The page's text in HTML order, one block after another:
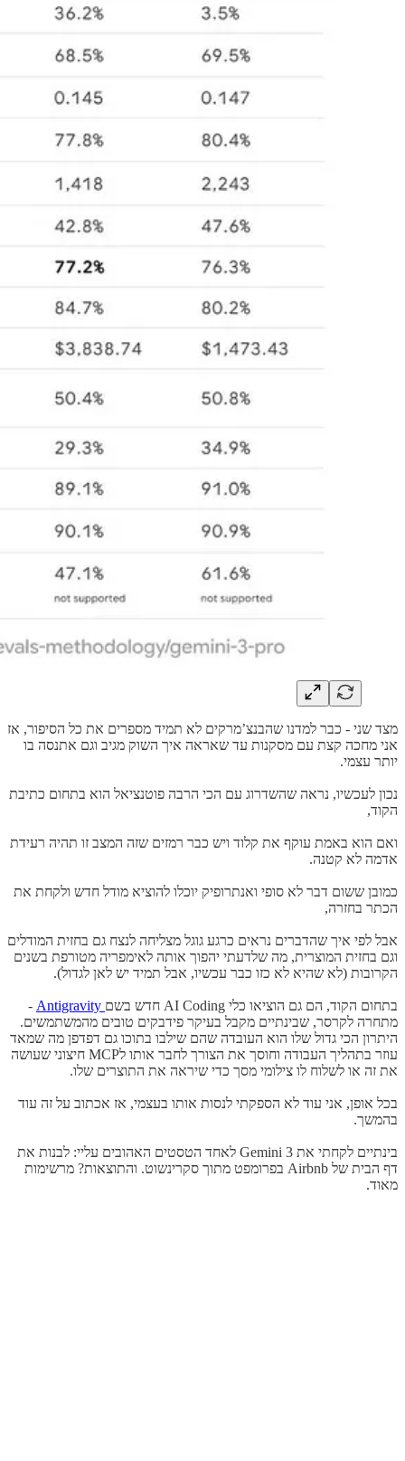
מצד שני - כבר למדנו שהבנצ’מרקים לא תמיד מספרים את כל הסיפור, אז
אני מחכה קצת עם מסקנות עד שאראה איך השוק מגיב וגם אתנסה בו
יותר עצמי.
נכון לעכשיו, נראה שהשדרוג עם הכי הרבה פוטנציאל הוא בתחום כתיבת
הקוד,
ואם הוא באמת עוקף את קלוד ויש כבר רמזים שזה המצב זו תהיה רעידת
אדמה לא קטנה.
כמובן ששום דבר לא סופי ואנתרופיק יוכלו להוציא מודל חדש ולקחת את
הכתר בחזרה,
אבל לפי איך שהדברים נראים כרגע גוגל מצליחה לנצח גם בחזית המודלים
וגם בחזית המוצרית, מה שלדעתי יהפוך אותה לאימפריה מטורפת בשנים
הקרובות (לא שהיא לא כזו כבר עכשיו, אבל תמיד יש לאן לגדול).
בתחום הקוד, הם גם הוציאו כלי AI Coding חדש בשם
-
מתחרה לקרסר, שבינתיים מקבל בעיקר פידבקים טובים מהמשתמשים.
היתרון הכי גדול שלו הוא העובדה שהם שילבו בתוכו גם דפדפן מה שמאד
עוזר בתהליך העבודה וחוסך את הצורך לחבר אותו לMCP חיצוני שעושה
את זה או לשלוח לו צילומי מסך כדי שיראה את התוצרים שלו.
בכל אופן, אני עוד לא הספקתי לנסות אותו בעצמי, אז אכתוב על זה עוד
בהמשך.
בינתיים לקחתי את 3 Gemini לאחד הטסטים האהובים עליי: לבנות את
דף הבית של Airbnb בפרומפט מתוך סקרינשוט. והתוצאות? מרשימות
מאוד.